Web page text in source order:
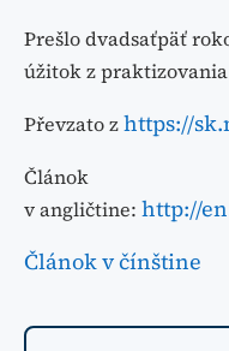
Prešlo dvadsaťpäť
úžitok z
Převzato zhttps://
Článok
v angličtine: http://
Článok v čínštine